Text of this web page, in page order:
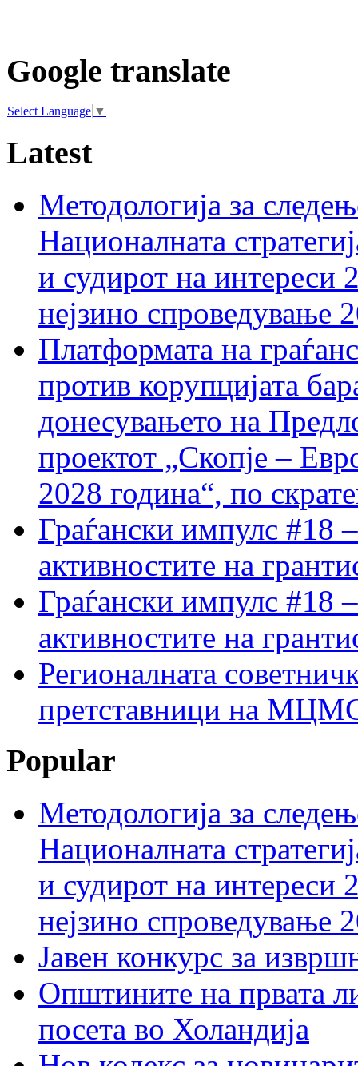
Google translate
Select Language ▼
Latest
Методологија за
Националната
и судирот на интереси
нејзино спроведување
Платформата на
против корупцијата
донесувањето на
проектот „Скопје –
2028 година“, по
Граѓански импулс #18
активностите на
Граѓански импулс #18
активностите на
Регионалната
претставници на МЦМС
Popular
Методологија за
Националната
и судирот на интереси
нејзино спроведување
Јавен конкурс за
Општините на првата
посета во Холандија